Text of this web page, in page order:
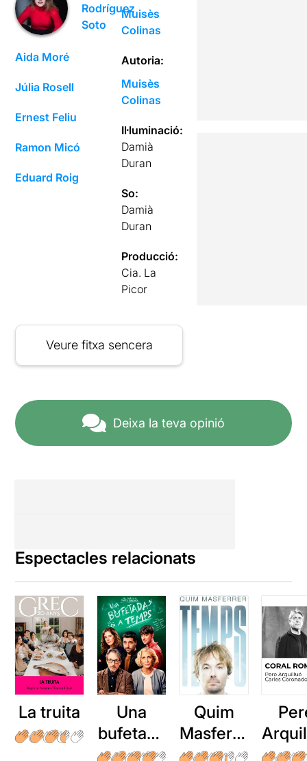
Rodríguez
Soto
Aida Moré
Júlia Rosell
Ernest Feliu
Ramon Micó
Eduard Roig
Muisès
Colinas
Autoria:
Muisès
Colinas
Il·luminació:
Damià
Duran
So:
Damià
Duran
Producció:
Cia. La
Picor
Veure fitxa sencera
Deixa la teva opinió
Espectacles relacionats
La truita
Una
bufetada
a temps
Quim
Masferre
r: Temps
: